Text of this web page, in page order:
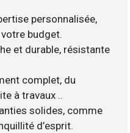
personnalisée,
budget.
et durable, résistante
complet, du
à travaux ..
solides, comme
d’esprit.